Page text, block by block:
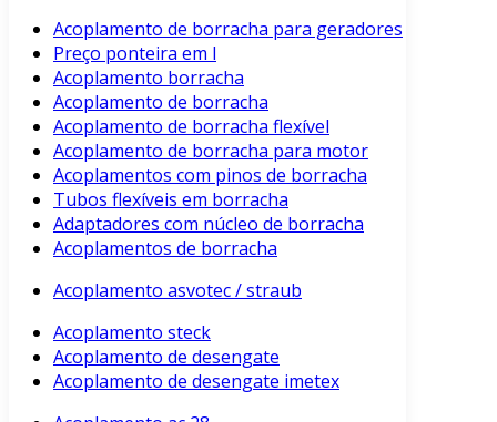
Acoplamento de borracha para geradores
Preço ponteira em l
Acoplamento borracha
Acoplamento de borracha
Acoplamento de borracha flexível
Acoplamento de borracha para motor
Acoplamentos com pinos de borracha
Tubos flexíveis em borracha
Adaptadores com núcleo de borracha
Acoplamentos de borracha
Acoplamento asvotec / straub
Acoplamento steck
Acoplamento de desengate
Acoplamento de desengate imetex